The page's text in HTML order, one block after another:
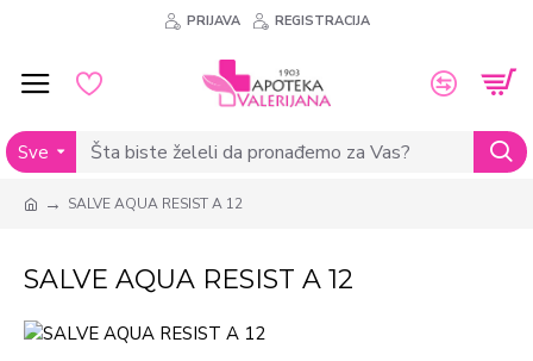
PRIJAVA REGISTRACIJA
Sve
SALVE AQUA RESIST A 12
SALVE AQUA RESIST A 12